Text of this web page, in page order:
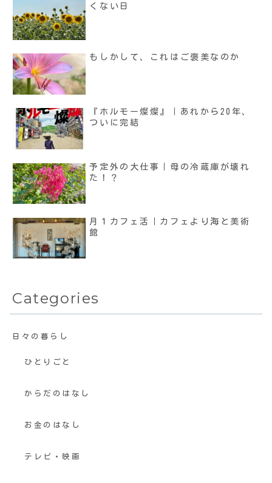
くない日
もしかして、これはご褒美なのか
『ホルモー燦燦』｜あれから20年、
ついに完結
予定外の大仕事｜母の冷蔵庫が壊れ
た！？
月１カフェ活｜カフェより海と美術
館
Categories
日々の暮らし
ひとりごと
からだのはなし
お金のはなし
テレビ・映画